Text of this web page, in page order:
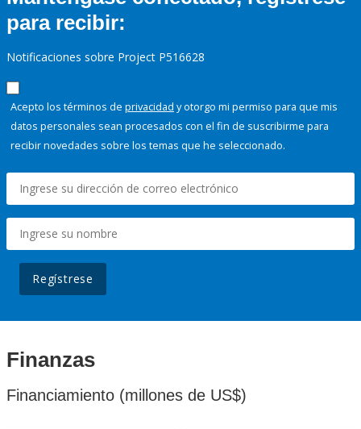
para recibir:
Notificaciones sobre Project P516628
Acepto los términos de privacidad y otorgo mi permiso para que mis
datos personales sean procesados con el fin de suscribirme para
recibir novedades sobre los temas que he seleccionado.
Regístrese
Finanzas
Financiamiento (millones de US$)